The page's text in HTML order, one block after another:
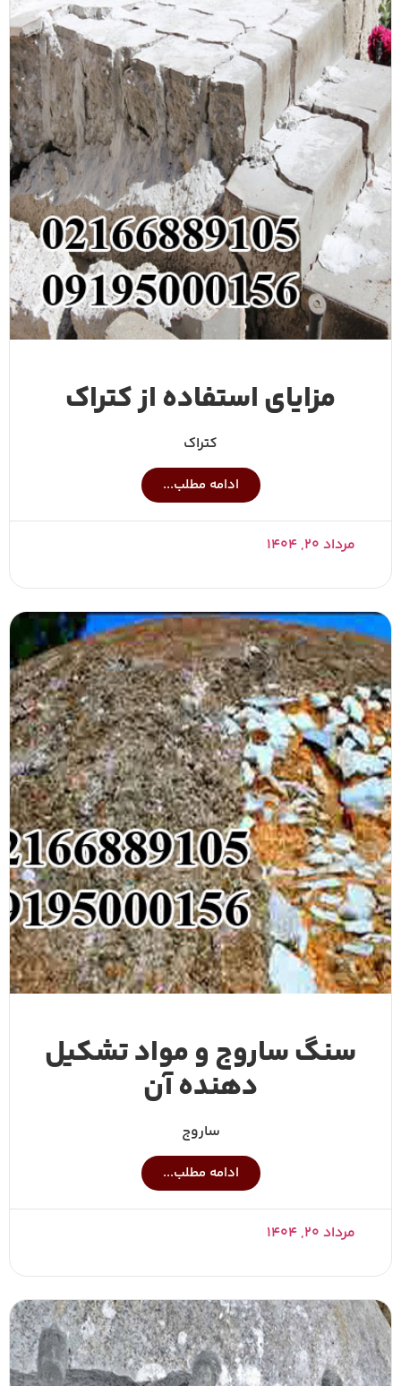
مزایای استفاده از کتراک
کتراک
ادامه مطلب...
مرداد ۲۰, ۱۴۰۴
سنگ ساروج و مواد تشکیل
دهنده آن
ساروج
ادامه مطلب...
مرداد ۲۰, ۱۴۰۴